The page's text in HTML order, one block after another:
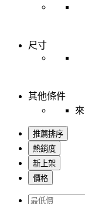
尺寸
其他條件
推薦排序
熱銷度
新上架
價格